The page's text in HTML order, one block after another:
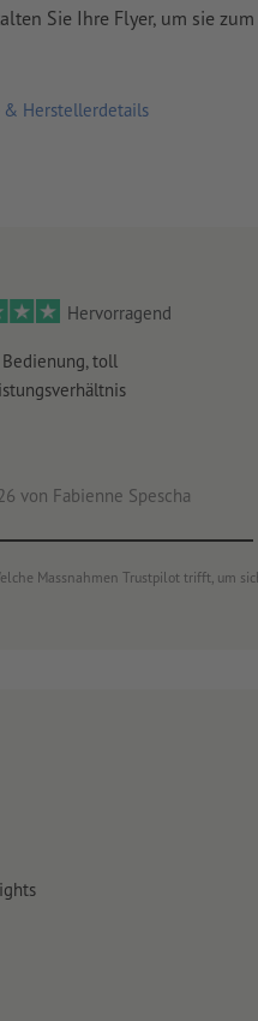
Sie Ihre Flyer, um sie
& Herstellerdetails
Hervorragend
toll
von Fabienne Spescha
Massnahmen Trustpilot trifft, um